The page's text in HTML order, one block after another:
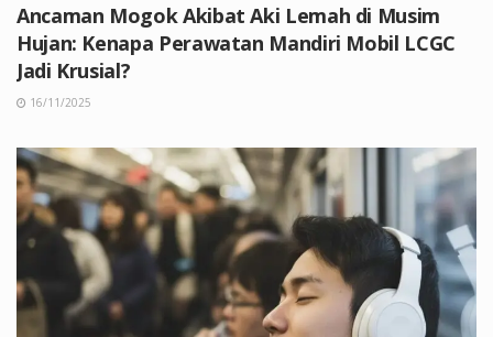
Ancaman Mogok Akibat Aki Lemah di Musim
Hujan: Kenapa Perawatan Mandiri Mobil LCGC
Jadi Krusial?
16/11/2025